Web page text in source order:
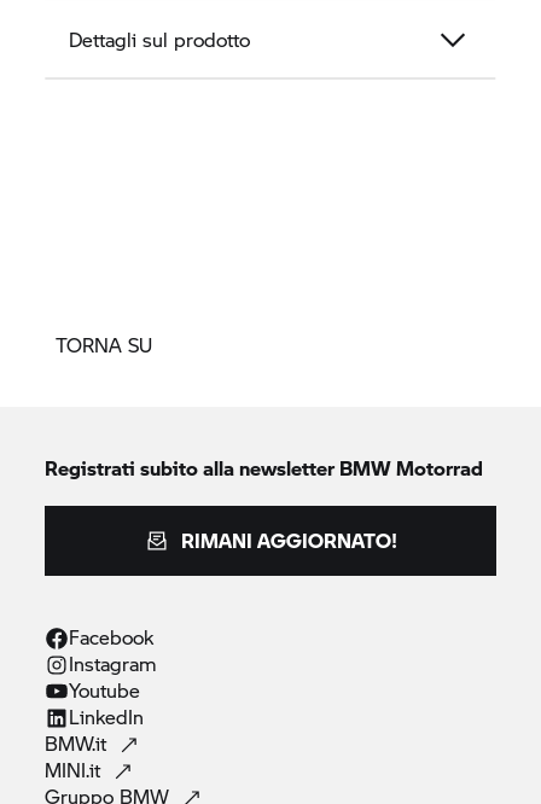
Dettagli sul prodotto
TORNA SU
Registrati subito alla newsletterBMW Motorrad
RIMANI AGGIORNATO!
Facebook
Instagram
Youtube
LinkedIn
BMW.it
MINI.it
Gruppo BMW